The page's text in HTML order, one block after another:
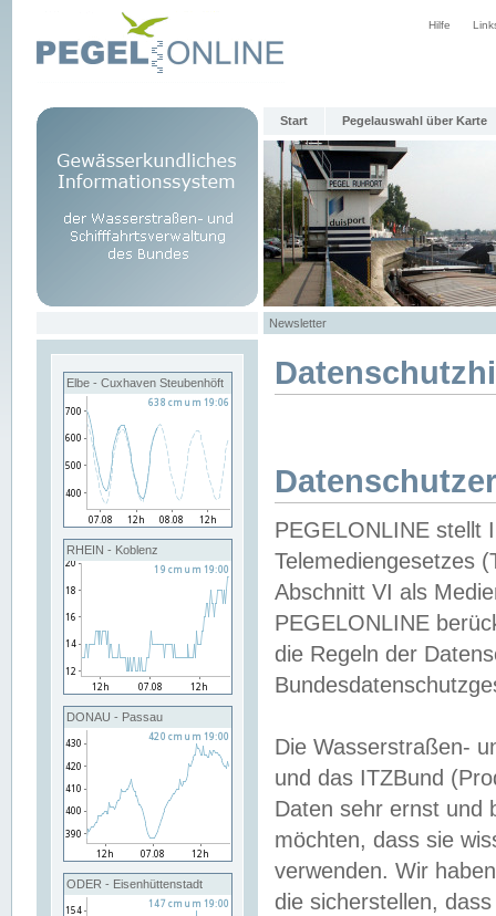
Hilfe
Start Pegelauswahl über Karte
Newsletter
Elbe - Cuxhaven Steubenhöft
RHEIN - Koblenz
DONAU - Passau
ODER - Eisenhüttenstadt
PEGELONLINE stellt
Telemediengesetzes
Abschnitt VI als
PEGELONLINE
die Regeln der
Die Wasserstraßen-
und das ITZBund
Daten sehr ernst und
möchten, dass sie
verwenden. Wir
die sicherstellen,